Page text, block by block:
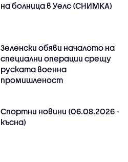
на болница в Уелс (СНИМКА)
Зеленски обяви началото на
специални операции срещу
руската военна
промишленост
Спортни новини (06.08.2026 -
късна)